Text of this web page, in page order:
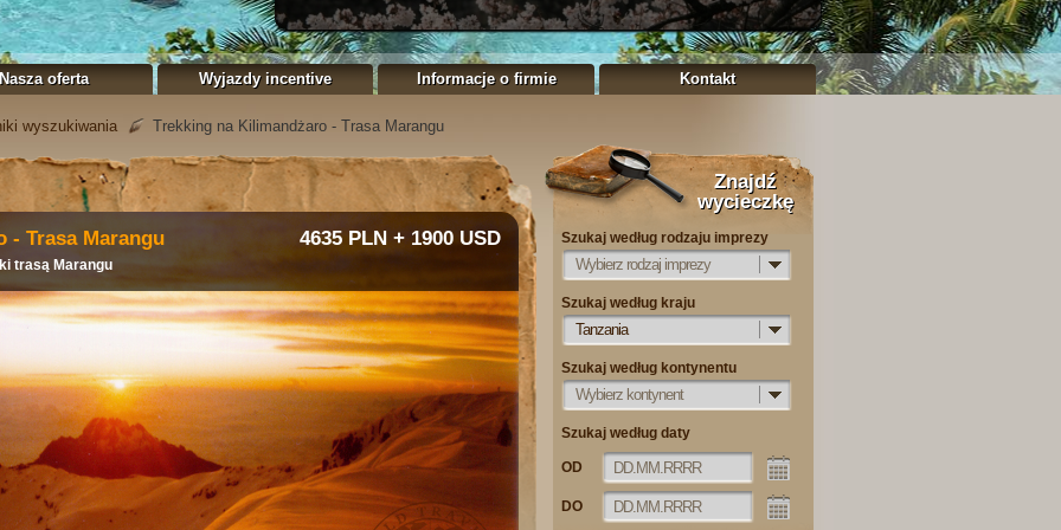
Nasza oferta Wyjazdy incentive Informacje o firmie Kontakt
wyszukiwania Trekking na Kilimandżaro - Trasa Marangu
- Trasa Marangu
trasą Marangu
4635 PLN + 1900 USD
Znajdź
wycieczkę
Szukaj według rodzaju imprezy
Wybierz rodzaj imprezy
Szukaj według kraju
Tanzania
Szukaj według kontynentu
Wybierz kontynent
Szukaj według daty
OD
DO